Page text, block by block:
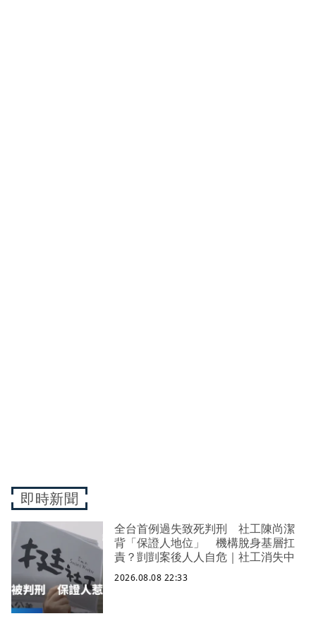
即時新聞
全台首例過失致死判刑 社工陳尚潔
背「保證人地位」 機構脫身基層扛
責？剴剴案後人人自危｜社工消失中
2026.08.08 22:33